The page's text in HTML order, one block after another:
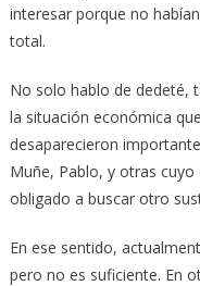
interesar porque no
total.
No solo hablo de dedeté,
la situación económica
desaparecieron
Muñe, Pablo, y otras
obligado a buscar otro
En ese sentido,
pero no es suficiente. En